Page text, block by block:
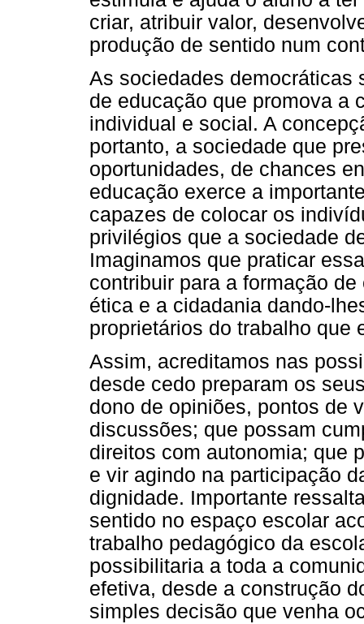
criar, atribuir valor,
produção de sentido num
As sociedades democráticas
de educação que promova a
individual e social. A
portanto, a sociedade que
oportunidades, de chances
educação exerce a
capazes de colocar os
privilégios que a sociedade
Imaginamos que praticar
contribuir para a formação
ética e a cidadania dando-
proprietários do trabalho que
Assim, acreditamos nas
desde cedo preparam os
dono de opiniões, pontos de
discussões; que possam
direitos com autonomia; que
e vir agindo na participação
dignidade. Importante
sentido no espaço escolar
trabalho pedagógico da
possibilitaria a toda a
efetiva, desde a construção
simples decisão que venha